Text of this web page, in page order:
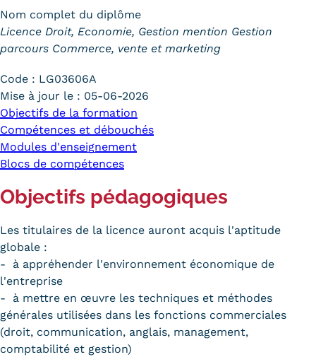
Trouver votre formation
OFFRE EN BFC
Catalogue national
Équivalences, passerelles et
suites de parcours
Modalités d'enseignement
Formation en présentiel
Alternance
Validation des Acquis de
l'Expérience (VAE)
Nom complet du diplôme
Licence Droit, Economie, Gestion mention Gestion
parcours Commerce, vente et marketing
Code : LG03606A
Mise à jour le : 05-06-2026
Objectifs de la formation
Compétences et débouchés
Modules d'enseignement
Blocs de compétences
Objectifs pédagogiques
Les titulaires de la licence auront acquis l'aptitude
globale :
- à appréhender l'environnement économique de
l'entreprise
- à mettre en œuvre les techniques et méthodes
générales utilisées dans les fonctions commerciales
(droit, communication, anglais, management,
comptabilité et gestion)